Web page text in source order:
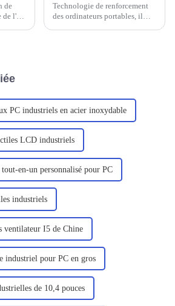
de
l'air
Technologie de renforcement
des ordinateurs portables, il
site, un...
PC industriels en acier inoxydable
LCD industriels
en-un personnalisé pour PC
industriels
ventilateur I5 de Chine
industriel pour PC en gros
de 10,4 pouces